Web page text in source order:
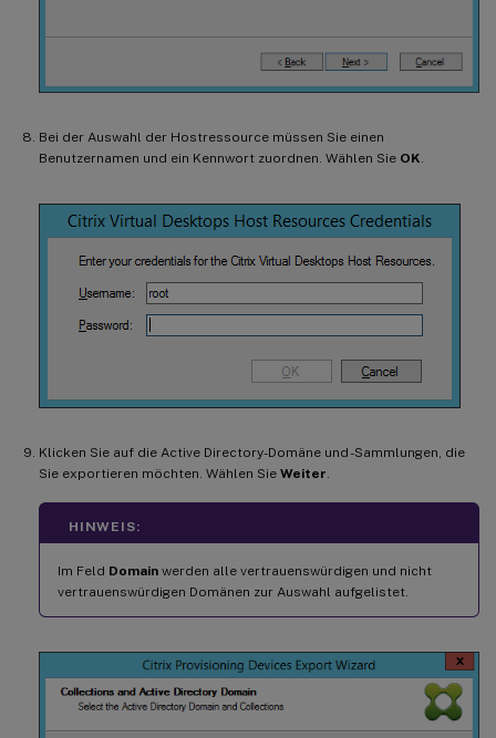
Bei der Auswahl der Hostressource müssen Sie einen
Benutzernamen und ein Kennwort zuordnen. Wählen Sie OK.
Klicken Sie auf die Active Directory-Domäne und -Sammlungen, die
Sie exportieren möchten. Wählen Sie Weiter.
HINWEIS:
Im Feld Domain werden alle vertrauenswürdigen und nicht
vertrauenswürdigen Domänen zur Auswahl aufgelistet.